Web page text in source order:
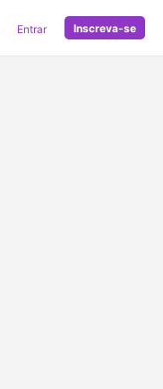
Entrar Inscreva-se